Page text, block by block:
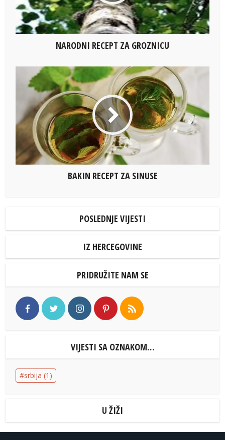
NARODNI RECEPT ZA GROZNICU
BAKIN RECEPT ZA SINUSE
POSLEDNJE VIJESTI
IZ HERCEGOVINE
PRIDRUŽITE NAM SE
VIJESTI SA OZNAKOM…
srbija (1)
U ŽIŽI